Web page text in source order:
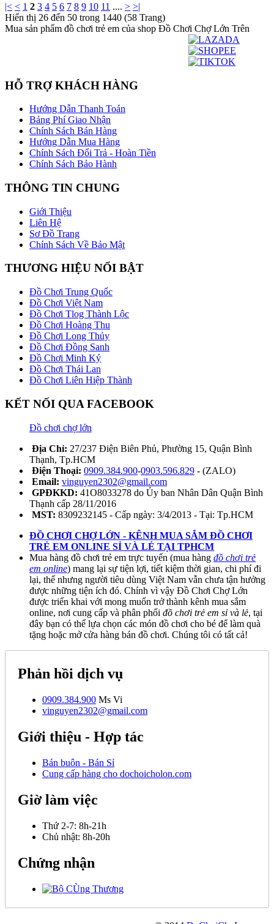
|< < 1 2 3 4 5 6 7 8 9 10 11 .... > >|
Hiển thị 26 đến 50 trong 1440 (58 Trang)
Mua sản phẩm đồ chơi trẻ em của shop Đồ Chơi Chợ Lớn Trên
HỖ TRỢ KHÁCH HÀNG
Hướng Dẫn Thanh Toán
Bảng Phí Giao Nhận
Chính Sách Bán Hàng
Hướng Dẫn Mua Hàng
Chính Sách Đổi Trả - Hoàn Tiền
Chính Sách Bảo Hành
THÔNG TIN CHUNG
Giới Thiệu
Liên Hệ
Sơ Đồ Trang
Chính Sách Về Bảo Mật
THƯƠNG HIỆU NỔI BẬT
Đồ Chơi Trung Quốc
Đồ Chơi Việt Nam
Đồ Chơi Tlog Thành Lộc
Đồ Chơi Hoàng Thu
Đồ Chơi Long Thủy
Đồ Chơi Đồng Sanh
Đồ Chơi Minh Ký
Đồ Chơi Thái Lan
Đồ Chơi Liên Hiệp Thành
KẾT NỐI QUA FACEBOOK
Đồ chơi chợ lớn
Địa Chỉ: 27/237 Điện Biên Phủ, Phường 15, Quận Bình
Thạnh, Tp.HCM
Điện Thoại: 0909.384.900-0903.596.829 - (ZALO)
Email: vinguyen2302@gmail.com
GPĐKKD: 41O8033278 do Ủy ban Nhân Dân Quận Bình
Thạnh cấp 28/11/2016
MST: 8309232145 - Cấp ngày: 3/4/2013 - Tại: Tp.HCM
ĐỒ CHƠI CHỢ LỚN - KÊNH MUA SẮM ĐỒ CHƠI
TRẺ EM ONLINE SỈ VÀ LẺ TẠI TPHCM
Mua hàng đồ chơi trẻ em trực tuyến (mua hàng đồ chơi trẻ
em online) mang lại sự tiện lợi, tiết kiệm thời gian, chi phí đi
lại, thế nhưng người tiêu dùng Việt Nam vẫn chưa tận hưởng
được những tiện ích đó. Chính vì vậy Đồ Chơi Chợ Lớn
được triển khai với mong muốn trở thành kênh mua sắm
online, nơi cung cấp và phân phối đồ chơi trẻ em sỉ và lẻ, tại
đây bạn có thể lựa chọn các món đồ chơi cho bé để làm quà
tặng hoặc mở cửa hàng bán đồ chơi. Chúng tôi có tất cả!
Phản hồi dịch vụ
0909.384.900 Ms Vi
vinguyen2302@gmail.com
Giới thiệu - Hợp tác
Bán buôn - Bán Sỉ
Cung cấp hàng cho dochoicholon.com
Giờ làm việc
Thứ 2-7: 8h-21h
Chủ nhật: 8h-20h
Chứng nhận